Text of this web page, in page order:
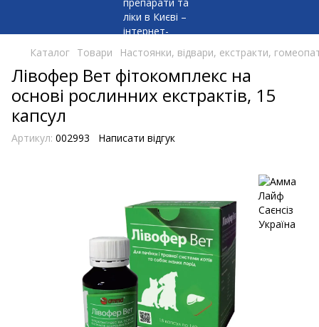
Каталог Товари Настоянки, відвари, екстракти,
Лівофер Вет фітокомплекс на
основі рослинних екстрактів, 15
капсул
Артикул: 002993 Написати відгук